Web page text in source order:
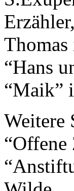
“Hans
“Maik”
Weitere